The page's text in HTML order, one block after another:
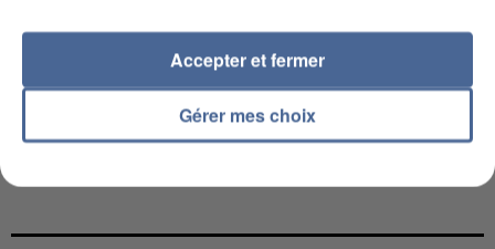
Gérer mes choix
Accepter et fermer